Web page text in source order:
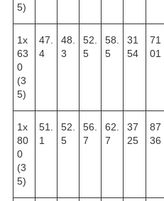
5)
1х
63
0
(3
5)
47.
4
48.
3
52.
5
58.
5
31
54
71
01
1х
80
0
(3
5)
51.
1
52.
5
56.
7
62.
7
37
25
87
36